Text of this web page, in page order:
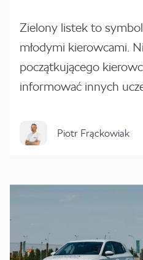
Zielony listek to
młodymi kierowcami.
początkującego
informować innych
Piotr Frąckowiak